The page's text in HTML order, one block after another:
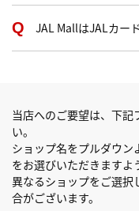
JAL MallはJALカー
当店へのご要望は、下記
い。
ショップ名をプルダウ
をお選びいただきますよ
異なるショップをご選択
合がございます。